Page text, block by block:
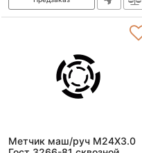
Метчик маш/руч M24X3.0